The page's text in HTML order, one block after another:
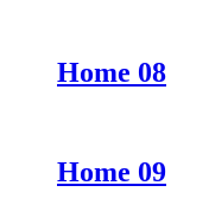
Home 08
Home 09